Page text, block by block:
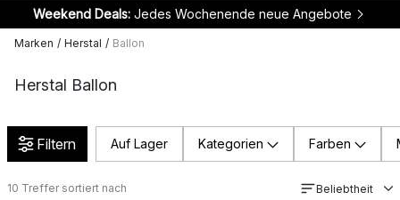
Weekend Deals:Jedes Wochenende neue Angebote
Marken / Herstal / Ballon
Herstal Ballon
Filtern Auf Lager Kategorien Farben
10 Treffer sortiert nach Beliebtheit